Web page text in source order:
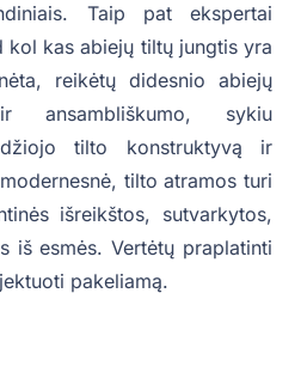
Taip pat ekspertai
kol kas abiejų tiltų jungtis yra
reikėtų didesnio abiejų
ansambliškumo, sykiu
tilto konstruktyvą ir
tilto atramos turi
išreikštos, sutvarkytos,
iš esmės. Vertėtų praplatinti
pakeliamą.